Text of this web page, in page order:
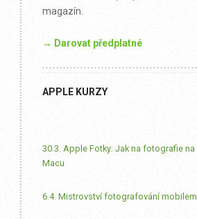
magazín.
→ Darovat předplatné
APPLE KURZY
30.3. Apple Fotky: Jak na fotografie na
Macu
6.4. Mistrovství fotografování mobilem